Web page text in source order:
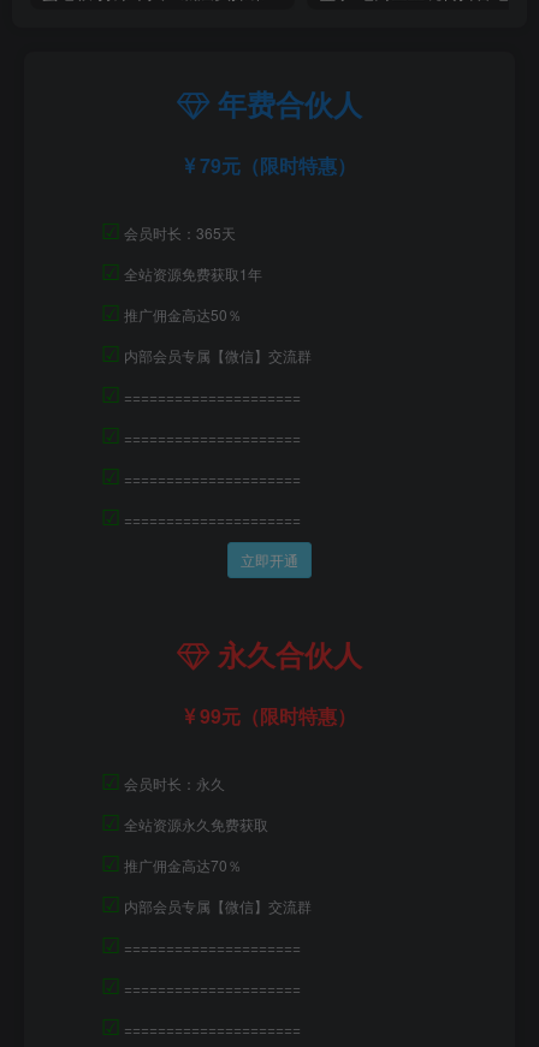
年费合伙人
79元（限时特惠）
☑ 会员时长：365天
☑ 全站资源免费获取1年
☑ 推广佣金高达50％
☑ 内部会员专属【微信】交流群
☑ =====================
☑ =====================
☑ =====================
☑ =====================
立即开通
永久合伙人
99元（限时特惠）
☑ 会员时长：永久
☑ 全站资源永久免费获取
☑ 推广佣金高达70％
☑ 内部会员专属【微信】交流群
☑ =====================
☑ =====================
☑ =====================